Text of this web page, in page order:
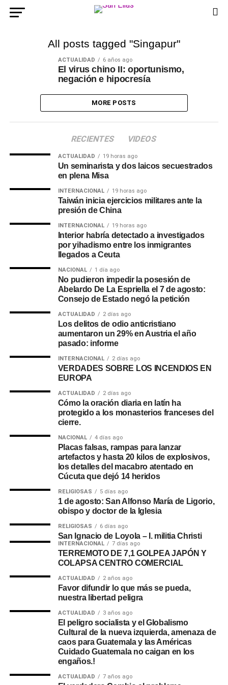
All posts tagged "Singapur"
ACTUALIDAD 6 años ago
El virus chino II: oportunismo,
negación e hipocresía
MORE POSTS
RECIENTES VIDEOS
ACTUALIDAD 19 horas ago
Un seminarista y dos laicos secuestrados
en plena Misa
INTERNACIONAL 19 horas ago
Taiwán inicia ejercicios militares ante la
presión de China
INTERNACIONAL 19 horas ago
Interior habría detectado a investigados
por yihadismo entre los inmigrantes
llegados a Ceuta
NACIONAL 1 día ago
No pudieron impedir la posesión de
Abelardo De La Espriella el 7 de agosto:
Consejo de Estado negó la petición
ACTUALIDAD 2 días ago
Los delitos de odio anticristiano
aumentaron un 29% en Austria el año
pasado: informe
INTERNACIONAL 2 días ago
VERDADES SOBRE LOS INCENDIOS EN
EUROPA
ACTUALIDAD 2 días ago
Cómo la oración diaria en latín ha
protegido a los monasterios franceses del
cierre.
NACIONAL 4 días ago
Placas falsas, rampas para lanzar
artefactos y hasta 20 kilos de explosivos,
los detalles del macabro atentado en
Cúcuta que dejó 14 heridos
RELIGIOSAS 5 días ago
1 de agosto: San Alfonso María de Ligorio,
obispo y doctor de la Iglesia
RELIGIOSAS 6 días ago
San Ignacio de Loyola – I. militia Christi
INTERNACIONAL 7 días ago
TERREMOTO DE 7,1 GOLPEA JAPÓN Y
COLAPSA CENTRO COMERCIAL
ACTUALIDAD 2 años ago
Favor difundir lo que más se pueda,
nuestra libertad peligra
ACTUALIDAD 3 años ago
El peligro socialista y el Globalismo
Cultural de la nueva izquierda, amenaza de
caos para Guatemala y las Américas
Cuidado Guatemala no caigan en los
engaños.!
ACTUALIDAD 7 años ago